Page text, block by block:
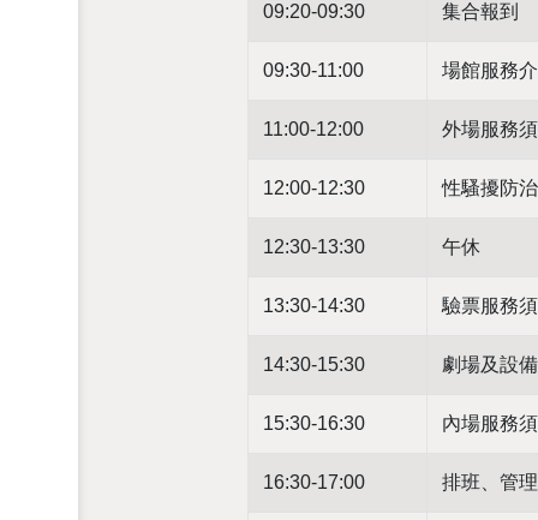
09:20-09:30 集合報到
09:30-11:00 場館服務
11:00-12:00 外場服務
12:00-12:30 性騷擾防
12:30-13:30 午休
13:30-14:30 驗票服務
14:30-15:30 劇場及設
15:30-16:30 內場服務
16:30-17:00 排班、管